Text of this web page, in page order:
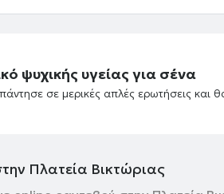
ψυχικής υγείας για σένα
σε μερικές απλές ερωτήσεις
Πλατεία Βικτώριας